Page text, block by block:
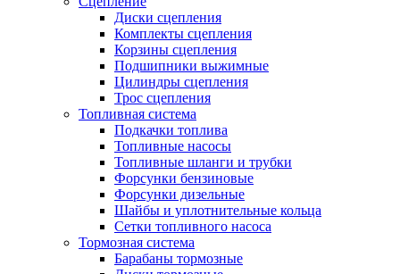
Диски сцепления
Комплекты сцепления
Корзины сцепления
Подшипники выжимные
Цилиндры сцепления
Трос сцепления
Топливная система
Подкачки топлива
Топливные насосы
Топливные шланги и трубки
Форсунки бензиновые
Форсунки дизельные
Шайбы и уплотнительные кольца
Сетки топливного насоса
Тормозная система
Барабаны тормозные